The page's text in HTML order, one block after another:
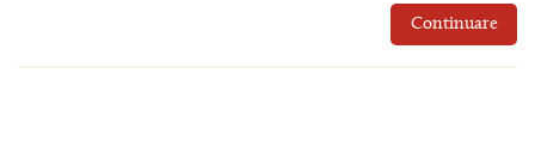
Continuare